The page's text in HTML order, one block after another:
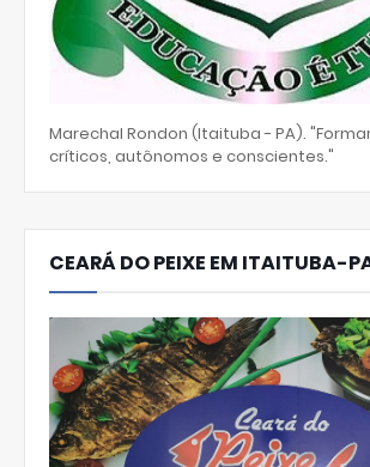
Marechal Rondon (Itaituba - PA).
críticos, autônomos e conscientes."
CEARÁ DO PEIXE EM ITAITUBA-